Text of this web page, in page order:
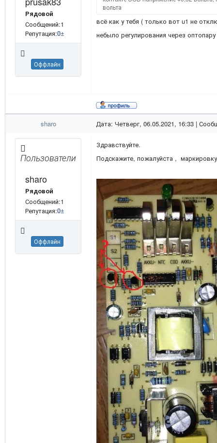
Рядовой
Сообщений:1
Репутация:0±
Оффлайн
вольта
всё как у тебя ( только вот u1 не
небыло регулирования через оптопару
sharo Дата: Четверг, 06.05.2021, 16:33 |
Пользователи
sharo
Рядовой
Сообщений:1
Репутация:0±
Оффлайн
Здравствуйте.
Подскажите, пожалуйста ,